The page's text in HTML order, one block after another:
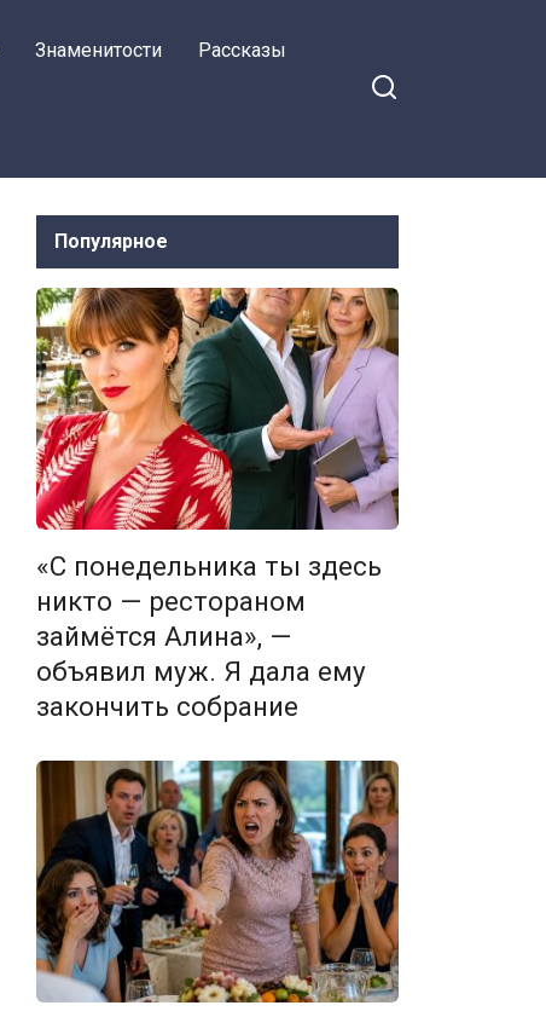
Знаменитости Рассказы
Популярное
«С понедельника ты здесь
никто — рестораном
займётся Алина», —
объявил муж. Я дала ему
закончить собрание